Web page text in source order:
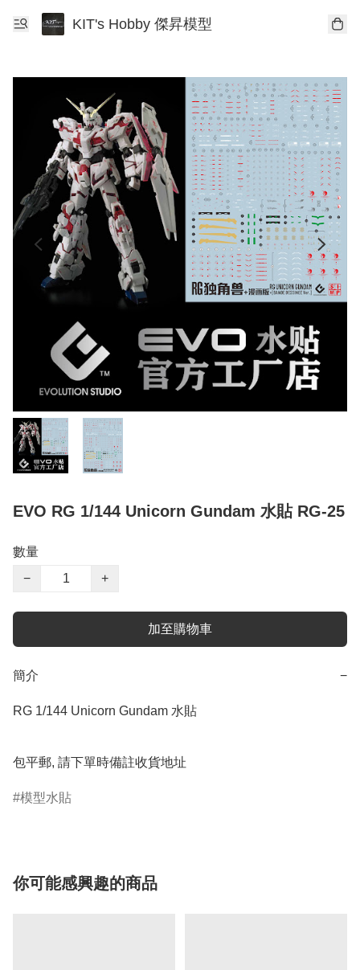
KIT's Hobby 傑昇模型
EVO RG 1/144 Unicorn Gundam 水貼 RG-25
數量
−
+
加至購物車
簡介 −
RG 1/144 Unicorn Gundam 水貼
包平郵, 請下單時備註收貨地址
模型水貼
你可能感興趣的商品